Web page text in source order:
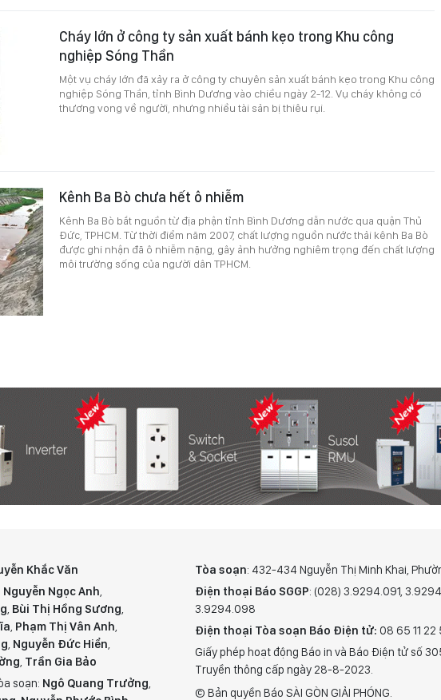
Cháy lớn ở công ty sản xuất bánh kẹo trong Khu công
nghiệp Sóng Thần
Một vụ cháy lớn đã xảy ra ở công ty chuyên sản xuất bánh kẹo trong Khu công
nghiệp Sóng Thần, tỉnh Bình Dương vào chiều ngày 2-12. Vụ cháy không có
thương vong về người, nhưng nhiều tài sản bị thiêu rụi.
Kênh Ba Bò chưa hết ô nhiễm
Kênh Ba Bò bắt nguồn từ địa phận tỉnh Bình Dương dẫn nước qua quận Thủ
Đức, TPHCM. Từ thời điểm năm 2007, chất lượng nguồn nước thải kênh Ba Bò
được ghi nhận đã ô nhiễm nặng, gây ảnh hưởng nghiêm trọng đến chất lượng
môi trường sống của người dân TPHCM.
Khắc Văn
Nguyễn Ngọc Anh,
, Bùi Thị Hồng Sương,
, Phạm Thị Vân Anh,
, Nguyễn Đức Hiển,
, Trần Gia Bảo
soạn: Ngô Quang Trưởng,
Tòa soạn: 432-434 Nguyễn Thị Minh Khai,
Điện thoại Báo SGGP: (028) 3.9294.091,
3.9294.098
Điện thoại Tòa soạn Báo Điện tử: 08 65 11 22
Giấy phép hoạt động Báo in và Báo Điện tử số
Truyền thông cấp ngày 28-8-2023.
© Bản quyền Báo SÀI GÒN GIẢI PHÓNG.